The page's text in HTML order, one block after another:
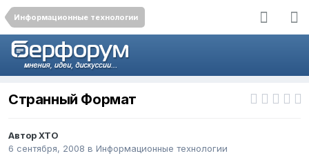
Информационные технологии
Странный Формат
АвторXTO
6 сентября, 2008 в Информационные технологии